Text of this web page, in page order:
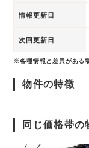
情報更新日
次回更新日
※各種情報と差異がある
物件の特徴
同じ価格帯の